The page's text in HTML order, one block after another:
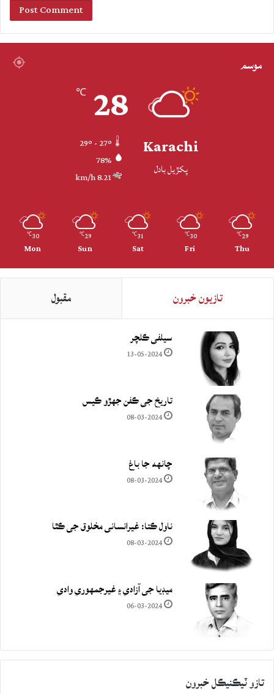
موسم
Karachi
پکڙيل بادل
28
℃
78%
8.21 km/h
29
℃
Thu
30
℃
Fri
31
℃
Sat
29
℃
Sun
30
℃
Mon
تازيون خبرون مقبول
سيلفي ڪلچر
13-05-2024
تاريخ جي ڪفن جھڙو ڪيس
08-03-2024
چانهه جا باغ
08-03-2024
ناول ڪتا: غيرانساني مخلوق جي ڪٿا
08-03-2024
ميڊيا جي آزادي ۽ غيرجمھوري وادي
06-03-2024
تازو ٽيڪنيڪل خبرون